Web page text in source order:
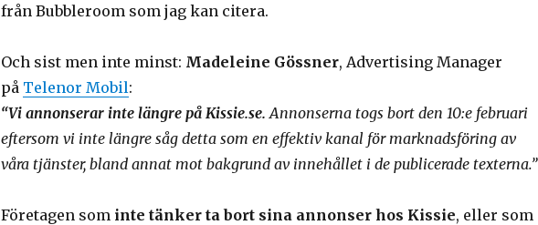
från Bubbleroom som jag kan citera.
Och sist men inte minst: Madeleine Gössner, Advertising Manager
på Telenor Mobil:
“Vi annonserar inte längre på Kissie.se. Annonserna togs bort den 10:e februari
eftersom vi inte längre såg detta som en effektiv kanal för marknadsföring av
våra tjänster, bland annat mot bakgrund av innehållet i de publicerade texterna.”
Företagen som inte tänker ta bort sina annonser hos Kissie, eller som